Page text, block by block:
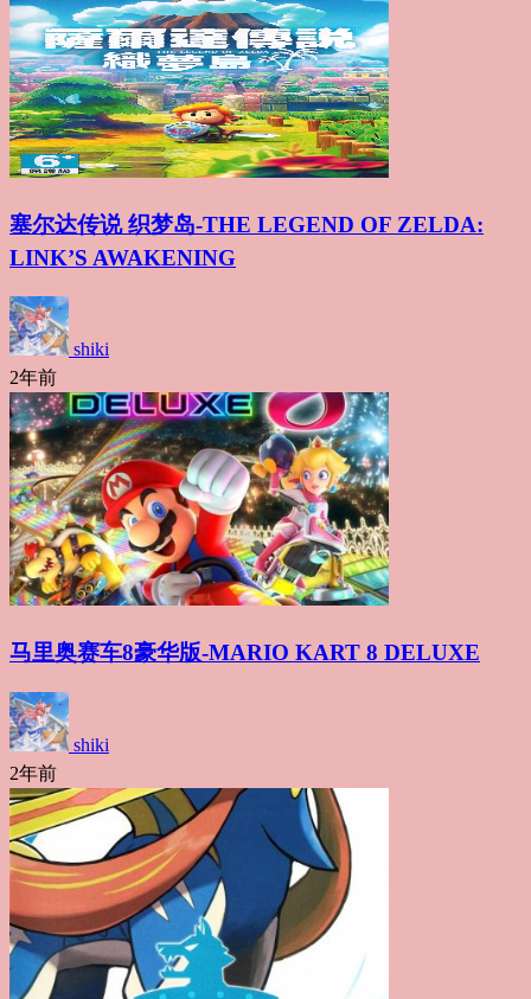
塞尔达传说 织梦岛-THE LEGEND OF ZELDA:
LINK’S AWAKENING
shiki
2年前
马里奥赛车8豪华版-MARIO KART 8 DELUXE
shiki
2年前